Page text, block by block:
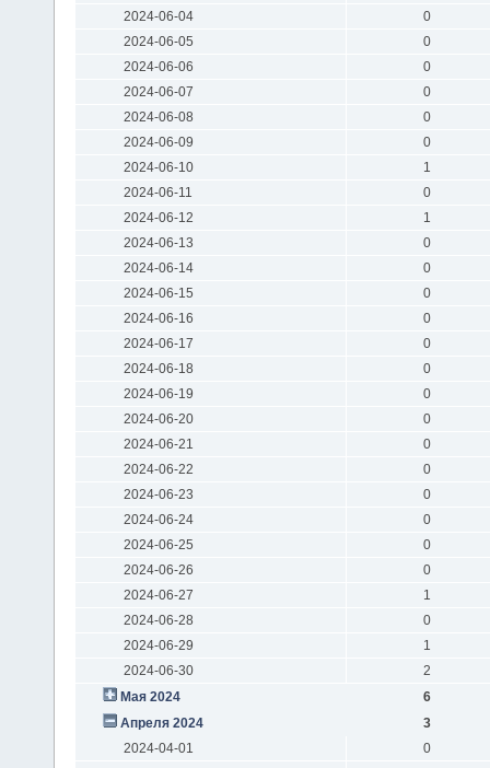
2024-06-04
0
2024-06-05
0
2024-06-06
0
2024-06-07
0
2024-06-08
0
2024-06-09
0
2024-06-10
1
2024-06-11
0
2024-06-12
1
2024-06-13
0
2024-06-14
0
2024-06-15
0
2024-06-16
0
2024-06-17
0
2024-06-18
0
2024-06-19
0
2024-06-20
0
2024-06-21
0
2024-06-22
0
2024-06-23
0
2024-06-24
0
2024-06-25
0
2024-06-26
0
2024-06-27
1
2024-06-28
0
2024-06-29
1
2024-06-30
2
Мая 2024
6
Апреля 2024
3
2024-04-01
0